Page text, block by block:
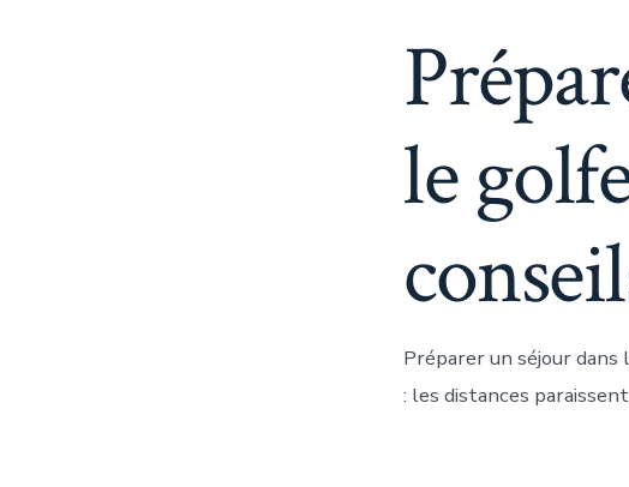
le
Préparer un séjour
: les distances